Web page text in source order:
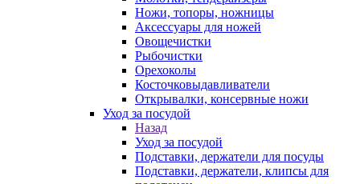
Ножи, топоры, ножницы
Аксессуары для ножей
Овощечистки
Рыбочистки
Орехоколы
Косточковыдавливатели
Открывалки, консервные ножи
Уход за посудой
Назад
Уход за посудой
Подставки, держатели для посуды
Подставки, держатели, клипсы для